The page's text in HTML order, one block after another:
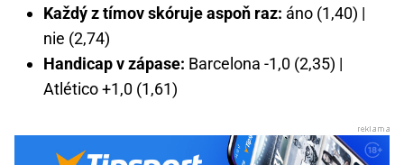
Každý z tímov skóruje aspoň raz: áno (1,40) |
nie (2,74)
Handicap v zápase: Barcelona -1,0 (2,35) |
Atlético +1,0 (1,61)